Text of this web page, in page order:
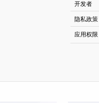
开发者
隐私政策
应用权限